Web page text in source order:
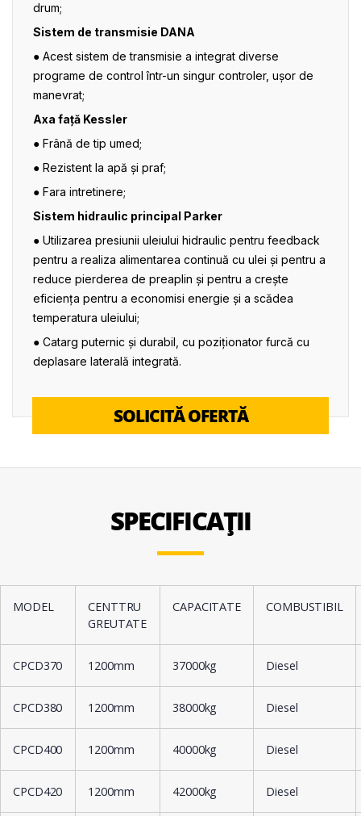
drum;
Sistem de transmisie DANA
● Acest sistem de transmisie a integrat diverse
programe de control într-un singur controler, ușor de
manevrat;
Axa față Kessler
● Frână de tip umed;
● Rezistent la apă și praf;
● Fara intretinere;
Sistem hidraulic principal Parker
● Utilizarea presiunii uleiului hidraulic pentru feedback
pentru a realiza alimentarea continuă cu ulei și pentru a
reduce pierderea de preaplin și pentru a crește
eficiența pentru a economisi energie și a scădea
temperatura uleiului;
● Catarg puternic și durabil, cu poziționator furcă cu
deplasare laterală integrată.
SOLICITĂ OFERTĂ
SPECIFICAȚII
MODEL
CENTTRU
GREUTATE
CAPACITATE COMBUSTIBIL
CPCD370 1200mm 37000kg Diesel
CPCD380 1200mm 38000kg Diesel
CPCD400 1200mm 40000kg Diesel
CPCD420 1200mm 42000kg Diesel